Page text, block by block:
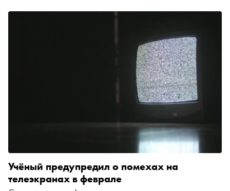
Учёный предупредил о помехах на
телеэкранах в феврале